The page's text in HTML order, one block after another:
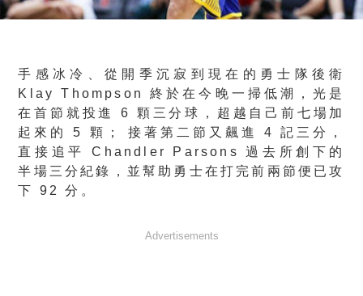
手感冰冷、從開季沉寂到現在的勇士隊後衛
Klay Thompson 終於在今晚一掃低潮，光是
在首節就投進 6 顆三分球，超越自己前七場加
起來的 5 顆； 接著第二節又飆進 4 記三分，
直接追平 Chandler Parsons 過去所創下的
半場三分紀錄，並幫助勇士在打完前兩節便已攻
下 92 分。
Advertisements